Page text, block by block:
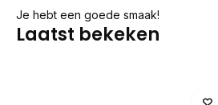
Je hebt een goede smaak!
Laatst bekeken